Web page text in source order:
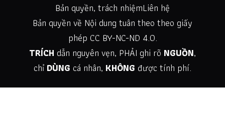
Bản quyền, trách nhiệmLiên hệ
Bản quyền về Nội dung tuân theo theo giấy
phép CC BY-NC-ND 4.0.
TRÍCH dẫn nguyên vẹn, PHẢI ghi rõ NGUỒN,
chỉ DÙNG cá nhân, KHÔNG được tính phí.